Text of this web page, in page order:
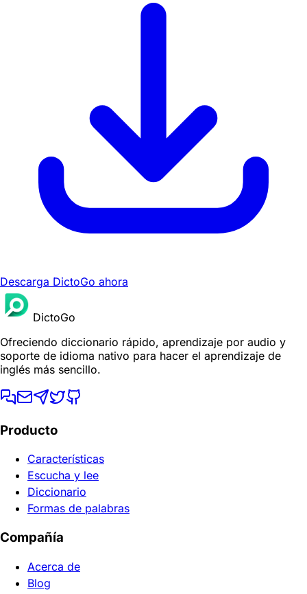
Descarga DictoGo ahora
DictoGo
Ofreciendo diccionario rápido, aprendizaje por audio y
soporte de idioma nativo para hacer el aprendizaje de
inglés más sencillo.
Producto
Características
Escucha y lee
Diccionario
Formas de palabras
Compañía
Acerca de
Blog